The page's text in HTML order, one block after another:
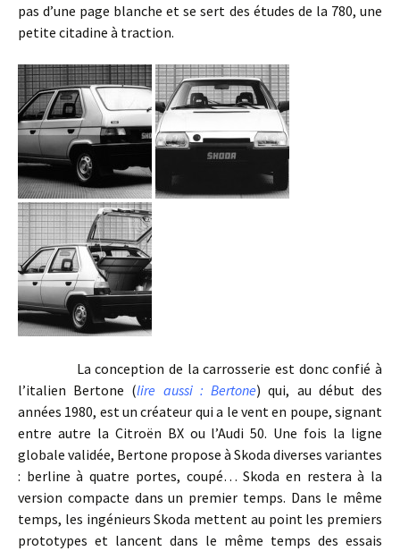
pas d’une page blanche et se sert des études de la 780, une
petite citadine à traction.
La conception de la carrosserie est donc confié à
l’italien Bertone (lire aussi : Bertone) qui, au début des
années 1980, est un créateur qui a le vent en poupe, signant
entre autre la Citroën BX ou l’Audi 50. Une fois la ligne
globale validée, Bertone propose à Skoda diverses variantes
: berline à quatre portes, coupé… Skoda en restera à la
version compacte dans un premier temps. Dans le même
temps, les ingénieurs Skoda mettent au point les premiers
prototypes et lancent dans le même temps des essais